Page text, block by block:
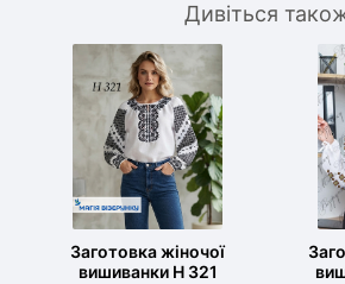
Дивіться
Заготовка жіночої
вишиванки Н 321